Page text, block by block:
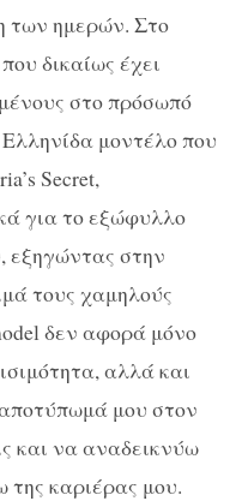
των ημερών. Στο
δικαίως έχει
στο πρόσωπό
μοντέλο που
Secret,
για το εξώφυλλο
εξηγώντας στην
τους χαμηλούς
δεν αφορά μόνο
αλλά και
μου στον
και να αναδεικνύω
καριέρας μου.